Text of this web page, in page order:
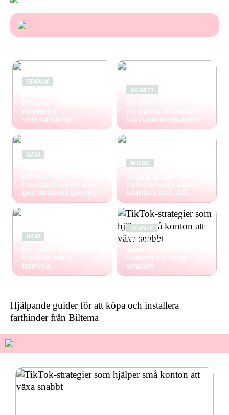
TEKNIK
moderna
verksamheter
DEBATT
en guide till digitala
klaviaturinstrument
HEM
trästaket för en mer
genomtänkt utemiljö
MODE
kvinnor som älskar
komfort och stil
HEM
brödbakning
hemma
TEKNIK
TikTok-strategier
konton att växa
snabbt
Hjälpande guider för att köpa och installera
farthinder från Biltema